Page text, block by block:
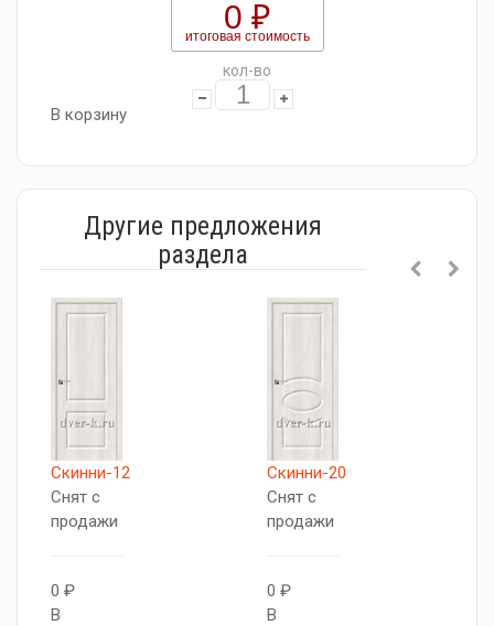
0 ₽
итоговая стоимость
кол-во
В корзину
Другие предложения
раздела
Скинни-12
Снят с
продажи
0 ₽
В
Скинни-20
Снят с
продажи
0 ₽
В